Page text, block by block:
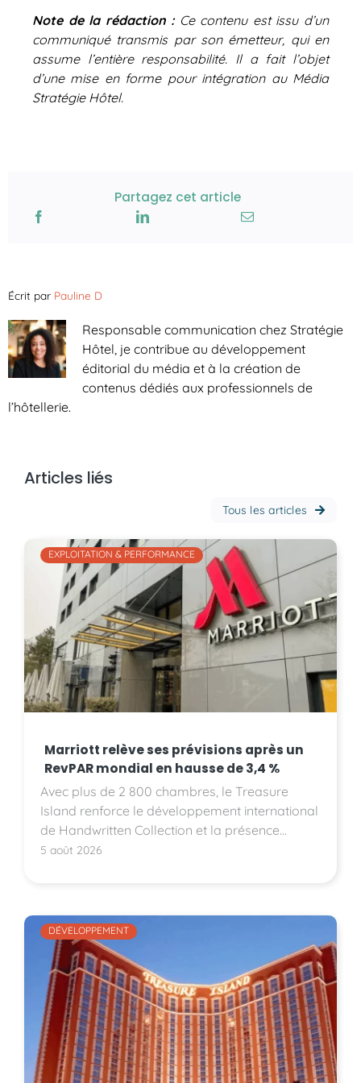
Note de la rédaction : Ce contenu est issu d’un
communiqué transmis par son émetteur, qui en
assume l’entière responsabilité. Il a fait l’objet
d’une mise en forme pour intégration au Média
Stratégie Hôtel.
Partagez cet article
Écrit par Pauline D
Responsable communication chez Stratégie
Hôtel, je contribue au développement
éditorial du média et à la création de
contenus dédiés aux professionnels de
l’hôtellerie.
Articles liés
Tous les articles
EXPLOITATION & PERFORMANCE
Marriott relève ses prévisions après un
RevPAR mondial en hausse de 3,4 %
Avec plus de 2 800 chambres, le Treasure
Island renforce le développement international
de Handwritten Collection et la présence
d'Accor sur le marché américain.
5 août 2026
DÉVELOPPEMENT